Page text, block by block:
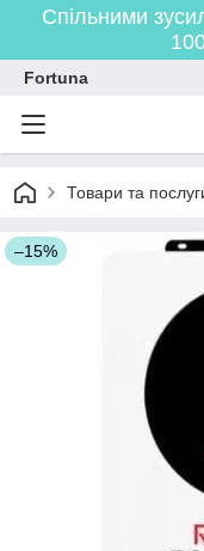
Спільними
Fortuna
Товари та
–15%